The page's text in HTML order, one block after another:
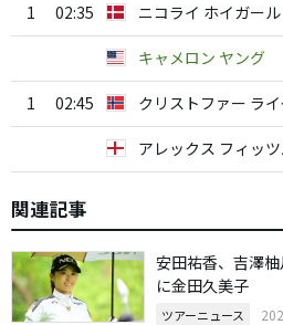
1 02:35 ニコライ ホイガール
キャメロン ヤング
1 02:45 クリストファー ラ
アレックス フィッ
関連記事
安田祐香、吉澤
に金田久美子
ツアーニュース